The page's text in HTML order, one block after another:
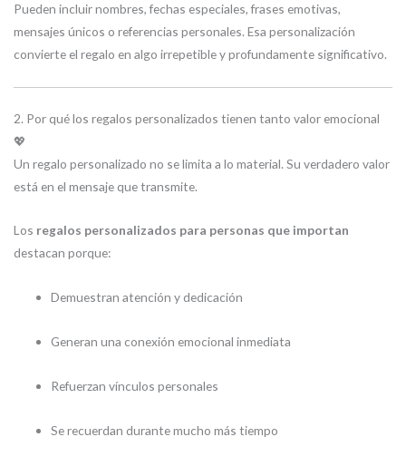
Pueden incluir nombres, fechas especiales, frases emotivas,
mensajes únicos o referencias personales. Esa personalización
convierte el regalo en algo irrepetible y profundamente significativo.
2. Por qué los regalos personalizados tienen tanto valor emocional
💖
Un regalo personalizado no se limita a lo material. Su verdadero valor
está en el mensaje que transmite.
Los regalos personalizados para personas que importan
destacan porque:
Demuestran atención y dedicación
Generan una conexión emocional inmediata
Refuerzan vínculos personales
Se recuerdan durante mucho más tiempo